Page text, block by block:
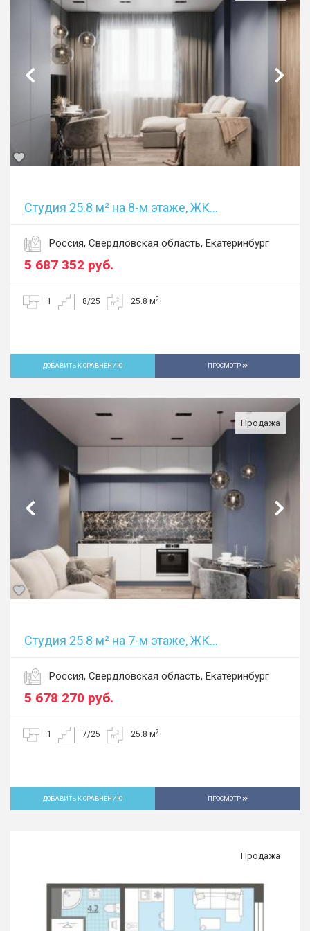
Студия 25.8 м² на 8-м этаже, ЖК...
Россия, Свердловская область, Екатеринбург
5 687 352 руб.
1 8/25 25.8 м2
ДОБАВИТЬ К СРАВНЕНИЮ ПРОСМОТР
Продажа
Студия 25.8 м² на 7-м этаже, ЖК...
Россия, Свердловская область, Екатеринбург
5 678 270 руб.
1 7/25 25.8 м2
ДОБАВИТЬ К СРАВНЕНИЮ ПРОСМОТР
Продажа